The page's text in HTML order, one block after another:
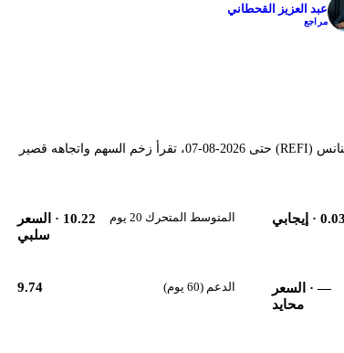
عبد العزيز القحطاني
مراجع
مؤشرات فنية محسوبة آلياً من حركة سعر سهم شيكاغو أتلانتيك ريال استيت فاينانس (REFI) حتى 2026-08-07، تقرأ زخم السهم واتجاهه قصير
0.03 · إيجابي المتوسط المتحرك 20 يوم 10.22 · السعر
سلبي
—· السعر
محايد
الدعم (60 يوم) 9.74